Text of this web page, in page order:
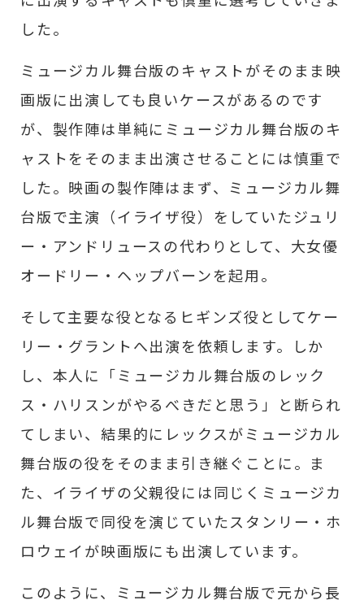
した。
ミュージカル舞台版のキャストがそのまま映
画版に出演しても良いケースがあるのです
が、製作陣は単純にミュージカル舞台版のキ
ャストをそのまま出演させることには慎重で
した。映画の製作陣はまず、ミュージカル舞
台版で主演（イライザ役）をしていたジュリ
ー・アンドリュースの代わりとして、大女優
オードリー・ヘップバーンを起用。
そして主要な役となるヒギンズ役としてケー
リー・グラントへ出演を依頼します。しか
し、本人に「ミュージカル舞台版のレック
ス・ハリスンがやるべきだと思う」と断られ
てしまい、結果的にレックスがミュージカル
舞台版の役をそのまま引き継ぐことに。ま
た、イライザの父親役には同じくミュージカ
ル舞台版で同役を演じていたスタンリー・ホ
ロウェイが映画版にも出演しています。
このように、ミュージカル舞台版で元から長